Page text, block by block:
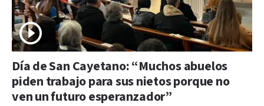
Día de San Cayetano: “Muchos abuelos
piden trabajo para sus nietos porque no
ven un futuro esperanzador”